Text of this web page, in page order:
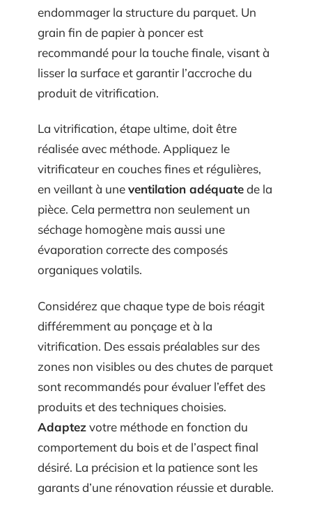
endommager la structure du parquet. Un
grain fin de papier à poncer est
recommandé pour la touche finale, visant à
lisser la surface et garantir l’accroche du
produit de vitrification.
La vitrification, étape ultime, doit être
réalisée avec méthode. Appliquez le
vitrificateur en couches fines et régulières,
en veillant à uneventilation adéquatede la
pièce. Cela permettra non seulement un
séchage homogène mais aussi une
évaporation correcte des composés
organiques volatils.
Considérez que chaque type de bois réagit
différemment au ponçage et à la
vitrification. Des essais préalables sur des
zones non visibles ou des chutes de parquet
sont recommandés pour évaluer l’effet des
produits et des techniques choisies.
Adaptezvotre méthode en fonction du
comportement du bois et de l’aspect final
désiré. La précision et la patience sont les
garants d’une rénovation réussie et durable.